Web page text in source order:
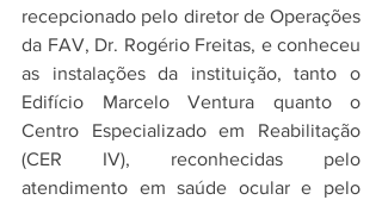
recepcionado pelo diretor de Operações
da FAV, Dr. Rogério Freitas, e conheceu
as instalações da instituição, tanto o
Edifício Marcelo Ventura quanto o
Centro Especializado em Reabilitação
(CER IV), reconhecidas pelo
atendimento em saúde ocular e pelo